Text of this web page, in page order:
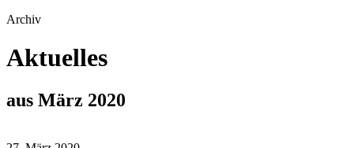
Archiv
Aktuelles
aus März 2020